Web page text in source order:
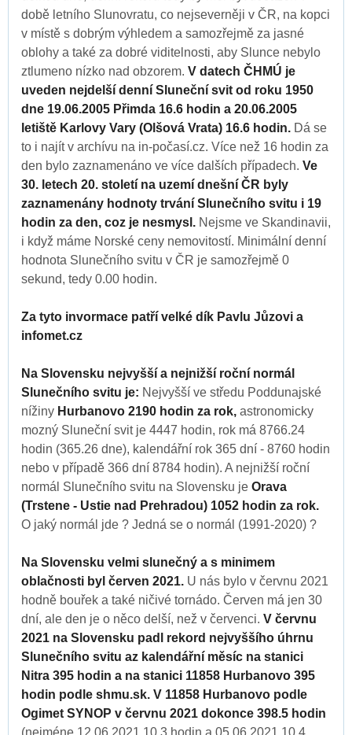
době letního Slunovratu, co nejseverněji v ČR, na kopci
v místě s dobrým výhledem a samozřejmě za jasné
oblohy a také za dobré viditelnosti, aby Slunce nebylo
ztlumeno nízko nad obzorem. V datech ČHMÚ je
uveden nejdelší denní Sluneční svit od roku 1950
dne 19.06.2005 Přimda 16.6 hodin a 20.06.2005
letiště Karlovy Vary (Olšová Vrata) 16.6 hodin. Dá se
to i najít v archívu na in-počasí.cz. Více než 16 hodin za
den bylo zaznamenáno ve více dalších případech. Ve
30. letech 20. století na uzemí dnešní ČR byly
zaznamenány hodnoty trvání Slunečního svitu i 19
hodin za den, coz je nesmysl. Nejsme ve Skandinavii,
i když máme Norské ceny nemovitostí. Minimální denní
hodnota Slunečního svitu v ČR je samozřejmě 0
sekund, tedy 0.00 hodin.
Za tyto invormace patří velké dík Pavlu Jůzovi a
infomet.cz
Na Slovensku nejvyšší a nejnižší roční normál
Slunečního svitu je: Nejvyšší ve středu Poddunajské
nížiny Hurbanovo 2190 hodin za rok, astronomicky
mozný Sluneční svit je 4447 hodin, rok má 8766.24
hodin (365.26 dne), kalendářní rok 365 dní - 8760 hodin
nebo v případě 366 dní 8784 hodin). A nejnižší roční
normál Slunečního svitu na Slovensku je Orava
(Trstene - Ustie nad Prehradou) 1052 hodin za rok.
O jaký normál jde ? Jedná se o normál (1991-2020) ?
Na Slovensku velmi slunečný a s minimem
oblačnosti byl červen 2021. U nás bylo v červnu 2021
hodně bouřek a také ničivé tornádo. Červen má jen 30
dní, ale den je o něco delší, než v červenci. V červnu
2021 na Slovensku padl rekord nejvyššího úhrnu
Slunečního svitu az kalendářní měsíc na stanici
Nitra 395 hodin a na stanici 11858 Hurbanovo 395
hodin podle shmu.sk. V 11858 Hurbanovo podle
Ogimet SYNOP v červnu 2021 dokonce 398.5 hodin
(nejméne 12.06.2021 10.3 hodin a 05.06.2021 10.4